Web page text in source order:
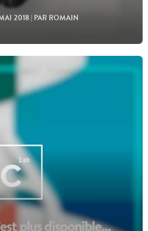
2018| PAR ROMAIN